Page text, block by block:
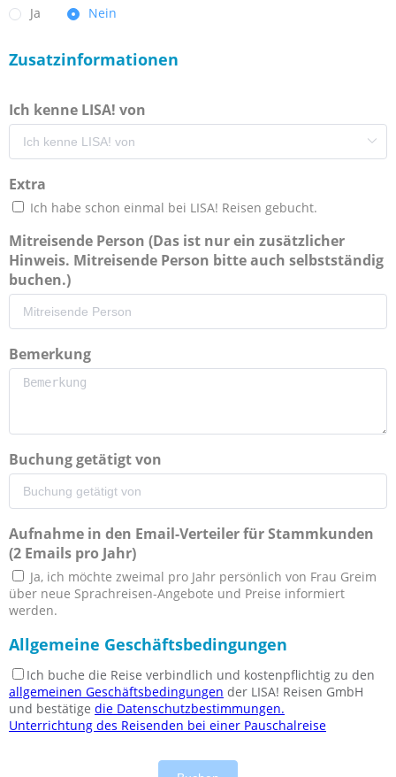
Ja Nein
Zusatzinformationen
Ich kenne LISA! von
Extra
Ich habe schon einmal bei LISA! Reisen gebucht.
Mitreisende Person (Das ist nur ein zusätzlicher
Hinweis. Mitreisende Person bitte auch selbstständig
buchen.)
Bemerkung
Buchung getätigt von
Aufnahme in den Email-Verteiler für Stammkunden
(2 Emails pro Jahr)
Ja, ich möchte zweimal pro Jahr persönlich von Frau Greim
über neue Sprachreisen-Angebote und Preise informiert
werden.
Allgemeine Geschäftsbedingungen
Ich buche die Reise verbindlich und kostenpflichtig zu den
allgemeinen Geschäftsbedingungen der LISA! Reisen GmbH
und bestätige die Datenschutzbestimmungen.
Unterrichtung des Reisenden bei einer Pauschalreise